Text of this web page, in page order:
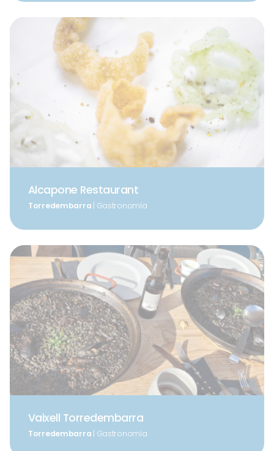
Alcapone Restaurant
Torredembarra | Gastronomía
Vaixell Torredembarra
Torredembarra | Gastronomía